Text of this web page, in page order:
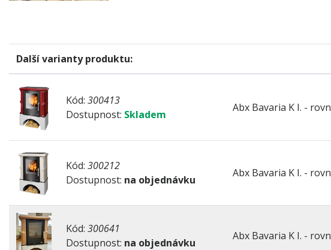
Další varianty produktu:
Kód: 300413
Dostupnost: Skladem
Abx Bavaria K I. -
Kód: 300212
Dostupnost: na objednávku
Abx Bavaria K I. -
Kód: 300641
Dostupnost: na objednávku
Abx Bavaria K I. -